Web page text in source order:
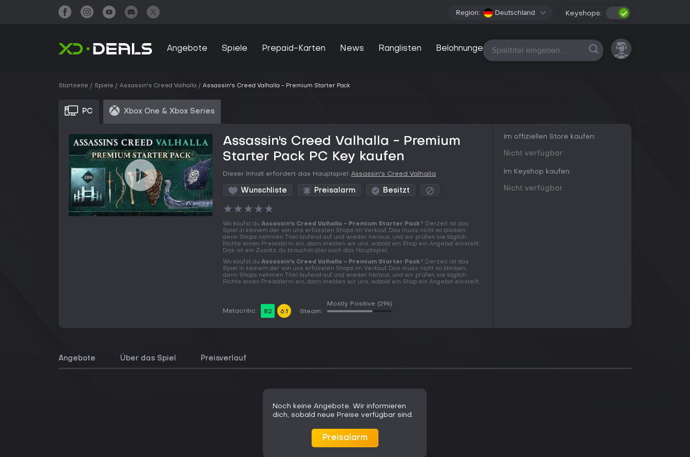
Region: Deutschland Keyshops:
Angebote Spiele Prepaid-Karten News Ranglisten Belohnungen Alle Plattformen
Startseite Spiele Assassin's Creed Valhalla Assassin's Creed Valhalla - Premium Starter Pack
PC Xbox One & Xbox Series
Assassin's Creed Valhalla - Premium
Starter Pack PC Key kaufen
Dieser Inhalt erfordert das Hauptspiel: Assassin's Creed Valhalla
Wunschliste Preisalarm Besitzt
★★★★★
Wo kaufst du Assassin's Creed Valhalla - Premium Starter Pack? Derzeit ist das
Spiel in keinem der von uns erfassten Shops im Verkauf. Das muss nicht so bleiben,
denn Shops nehmen Titel laufend auf und wieder heraus, und wir prüfen sie täglich.
Richte einen Preisalarm ein, dann melden wir uns, sobald ein Shop ein Angebot einstellt.
Das ist ein Zusatz, du brauchst also auch das Hauptspiel.
Wo kaufst du Assassin's Creed Valhalla - Premium Starter Pack? Derzeit ist das
Spiel in keinem der von uns erfassten Shops im Verkauf. Das muss nicht so bleiben,
denn Shops nehmen Titel laufend auf und wieder heraus, und wir prüfen sie täglich.
Richte einen Preisalarm ein, dann melden wir uns, sobald ein Shop ein Angebot einstellt.
Metacritic: 82 6.1 Steam:
Mostly Positive (29k)
Im offiziellen Store kaufen:
Nicht verfügbar
Im Keyshop kaufen:
Nicht verfügbar
Angebote Über das Spiel Preisverlauf
Noch keine Angebote. Wir informieren
dich, sobald neue Preise verfügbar sind.
Preisalarm